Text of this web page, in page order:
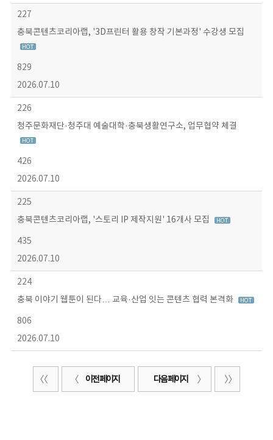
227
충북콘텐츠코리아랩, '3D프린터 활용 창작 기본과정' 수강생 모집
829
2026.07.10
226
청주문화재단·청주대 예술대학·충북생활연구소, 업무협약 체결
426
2026.07.10
225
충북콘텐츠코리아랩, '스토리 IP 제작지원' 16개사 모집
435
2026.07.10
224
충북 이야기 웹툰이 된다… 교육·산업 잇는 콘텐츠 협력 본격화
806
2026.07.10
이전 페이지 다음 페이지